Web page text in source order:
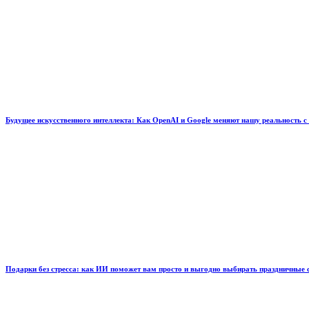
Будущее искусственного интеллекта: Как OpenAI и Google меняют нашу реальность
Подарки без стресса: как ИИ поможет вам просто и выгодно выбирать праздничные